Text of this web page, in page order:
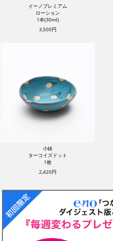
イーノプレミアム
ローション
1本(30ml)
3,500円
小鉢
ターコイズドット
1枚
2,420円